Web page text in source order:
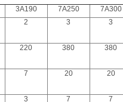
3А190 7А250
7А300
2 3 3
220 380 380
7 20 20
3 7 7